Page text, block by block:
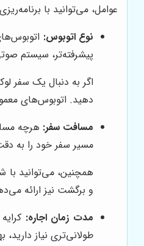
عوامل، می‌توانید با
نوع اتوبوس:
پیشرفته‌تر، سیستم
دهید. اتوبوس‌های
مسافت سفر: هرچه
مسیر سفر خود را به
همچنین، می‌توانید با
و برگشت نیز ارائه
مدت زمان اجاره:
طولانی‌تری نیاز